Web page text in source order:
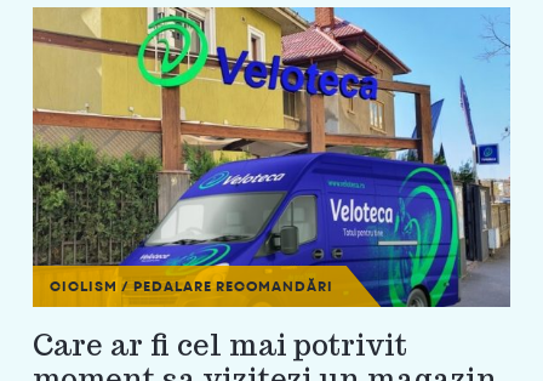
CICLISM / PEDALARE RECOMANDĂRI
Care ar fi cel mai potrivit